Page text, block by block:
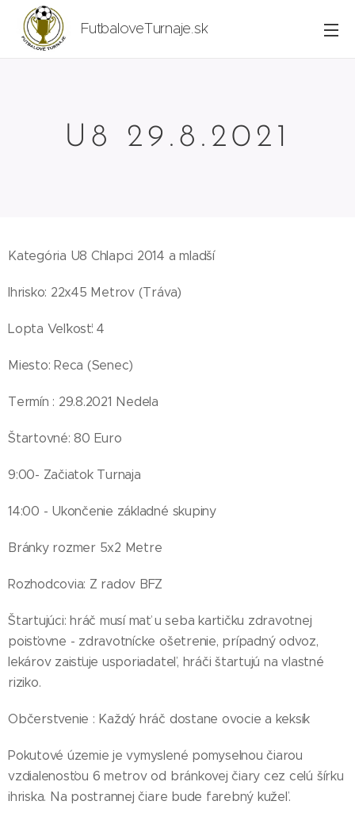
FutbaloveTurnaje.sk
U8 29.8.2021
Kategória U8 Chlapci 2014 a mladší
Ihrisko: 22x45 Metrov (Tráva)
Lopta Veľkosť: 4
Miesto: Reca (Senec)
Termín : 29.8.2021 Nedela
Štartovné: 80 Euro
9:00- Začiatok Turnaja
14:00 - Ukončenie základné skupiny
Bránky rozmer 5x2 Metre
Rozhodcovia: Z radov BFZ
Štartujúci: hráč musí mať u seba kartičku zdravotnej
poisťovne - zdravotnícke ošetrenie, prípadný odvoz,
lekárov zaisťuje usporiadateľ, hráči štartujú na vlastné
riziko.
Občerstvenie : Každý hráč dostane ovocie a keksík
Pokutové územie je vymyslené pomyselnou čiarou
vzdialenosťou 6 metrov od bránkovej čiary cez celú šírku
ihriska. Na postrannej čiare bude farebný kužeľ.